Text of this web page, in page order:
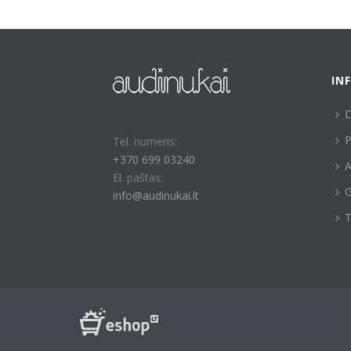
Tel. numeris:
+370 699 03240
El. paštas:
info@audinukai.lt